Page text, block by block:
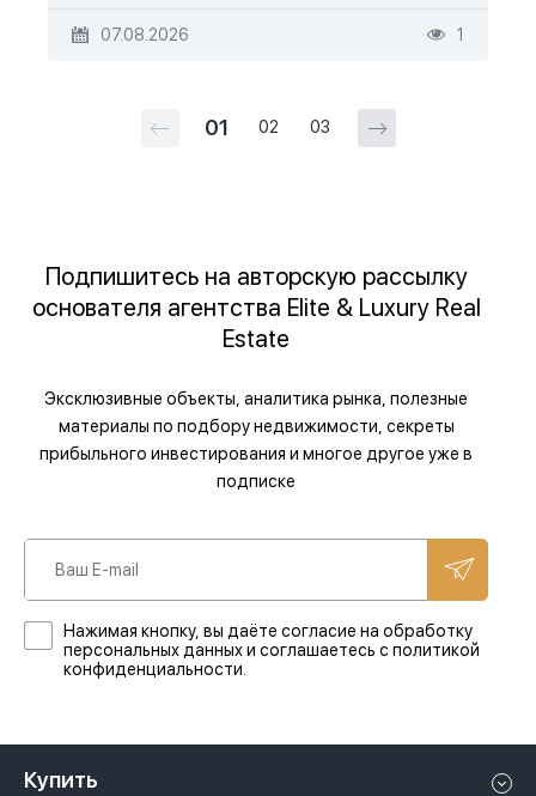
07.08.2026 1
01 02 03
Подпишитесь на авторскую рассылку
основателя агентства Elite & Luxury Real
Estate
Эксклюзивные объекты, аналитика рынка, полезные
материалы по подбору недвижимости, секреты
прибыльного инвестирования и многое другое уже в
подписке
Нажимая кнопку, вы даёте согласие на обработку
персональных данных и соглашаетесь с политикой
конфиденциальности.
Купить